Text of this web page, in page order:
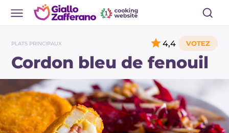
PLATS PRINCIPAUX
Cordon bleu de fenouil
4,4